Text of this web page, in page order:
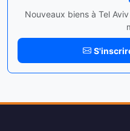
Nouveaux biens à Tel